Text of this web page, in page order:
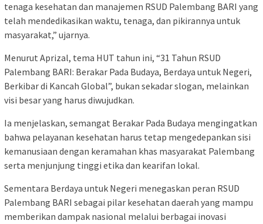
tenaga kesehatan dan manajemen RSUD Palembang BARI yang
telah mendedikasikan waktu, tenaga, dan pikirannya untuk
masyarakat,” ujarnya.
Menurut Aprizal, tema HUT tahun ini, “31 Tahun RSUD
Palembang BARI: Berakar Pada Budaya, Berdaya untuk Negeri,
Berkibar di Kancah Global”, bukan sekadar slogan, melainkan
visi besar yang harus diwujudkan.
Ia menjelaskan, semangat Berakar Pada Budaya mengingatkan
bahwa pelayanan kesehatan harus tetap mengedepankan sisi
kemanusiaan dengan keramahan khas masyarakat Palembang
serta menjunjung tinggi etika dan kearifan lokal.
Sementara Berdaya untuk Negeri menegaskan peran RSUD
Palembang BARI sebagai pilar kesehatan daerah yang mampu
memberikan dampak nasional melalui berbagai inovasi